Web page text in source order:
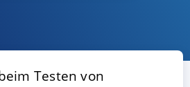
Testen von